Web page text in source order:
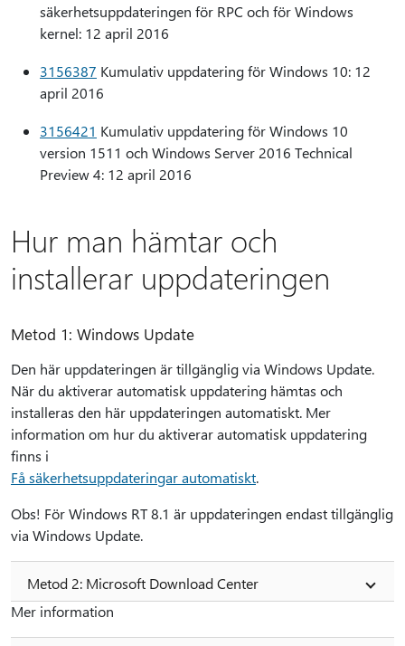
säkerhetsuppdateringen för RPC och för Windows
kernel: 12 april 2016
3156387 Kumulativ uppdatering för Windows 10: 12
april 2016
3156421 Kumulativ uppdatering för Windows 10
version 1511 och Windows Server 2016 Technical
Preview 4: 12 april 2016
Hur man hämtar och
installerar uppdateringen
Metod 1: Windows Update
Den här uppdateringen är tillgänglig via Windows Update.
När du aktiverar automatisk uppdatering hämtas och
installeras den här uppdateringen automatiskt. Mer
information om hur du aktiverar automatisk uppdatering
finns i
Få säkerhetsuppdateringar automatiskt.
Obs! För Windows RT 8.1 är uppdateringen endast tillgänglig
via Windows Update.
Metod 2: Microsoft Download Center
Mer information